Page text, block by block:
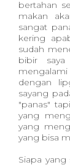
bertahan
makan
sangat
kering
sudah
bibir saya
dengan
sayang
"panas"
yang
yang
yang bisa
Siapa